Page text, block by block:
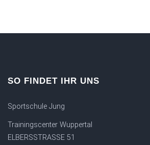
SO FINDET IHR UNS
Sportschule Jung
Trainingscenter Wuppertal
ELBERSSTRASSE 51